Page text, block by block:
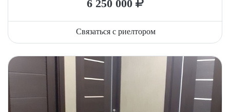
6 250 000
Связаться с риелтором